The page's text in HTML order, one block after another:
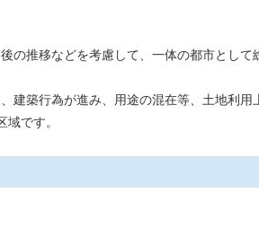
推移などを考慮して、一体の都市として
築行為が進み、用途の混在等、土地利用
です。